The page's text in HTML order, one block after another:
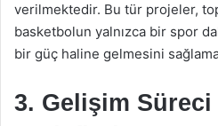
verilmektedir. Bu tür projeler,
basketbolun yalnızca bir spor
bir güç haline gelmesini
3. Gelişim Süreci